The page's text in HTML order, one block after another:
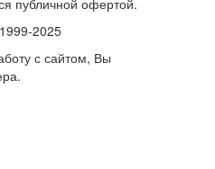
2025
с сайтом, Вы